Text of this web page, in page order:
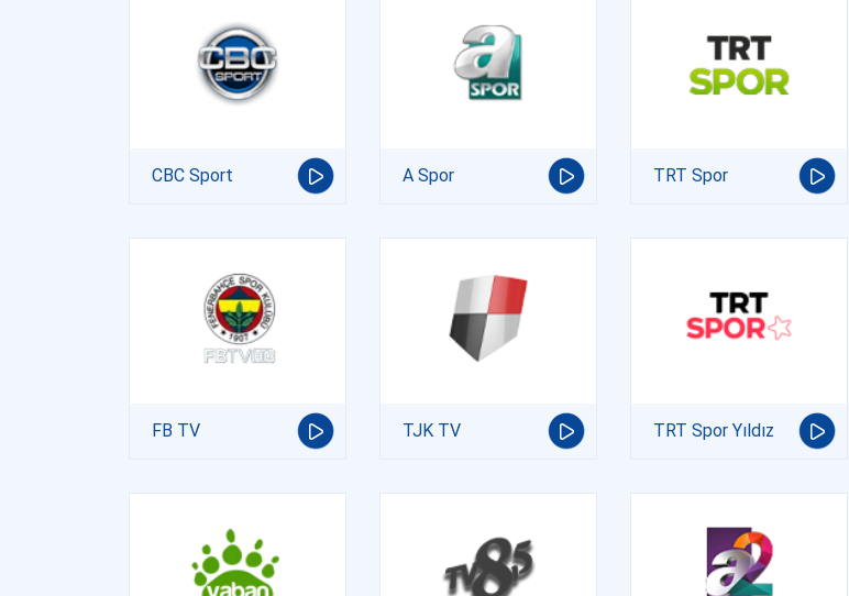
CBC Sport A Spor TRT Spor
FB TV TJK TV TRT Spor Yıldız